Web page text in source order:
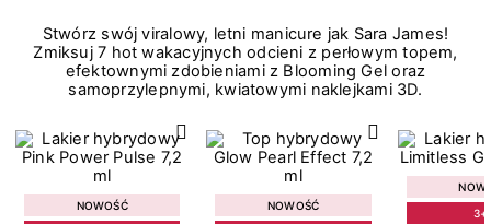
Stwórz swój viralowy, letni manicure jak Sara James!
Zmiksuj 7 hot wakacyjnych odcieni z perłowym topem,
efektownymi zdobieniami z Blooming Gel oraz
samoprzylepnymi, kwiatowymi naklejkami 3D.
NOWOŚĆ
NOWOŚĆ